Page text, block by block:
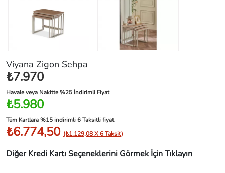
Viyana Zigon Sehpa
₺7.970
Havale veya Nakitte %25 İndirimli Fiyat
₺5.980
Tüm Kartlara %15 indirimli 6 Taksitli fiyat
₺6.774,50 (₺1.129,08 X 6 Taksit)
Diğer Kredi Kartı Seçeneklerini Görmek İçin Tıklayın